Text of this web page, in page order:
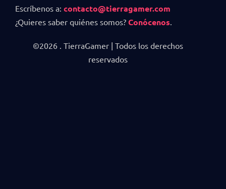
Escríbenos a: contacto@tierragamer.com
¿Quieres saber quiénes somos? Conócenos
©2026 . TierraGamer | Todos los derechos
reservados